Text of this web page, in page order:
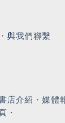
・與我們聯繫
店介紹 ・媒體
・